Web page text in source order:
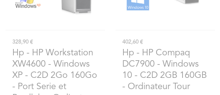
328,90 €
Hp - HP Workstation
XW4600 - Windows
XP - C2D 2Go 160Go
- Port Serie et
402,60 €
Hp - HP Compaq
DC7900 - Windows
10 - C2D 2GB 160GB
- Ordinateur Tour